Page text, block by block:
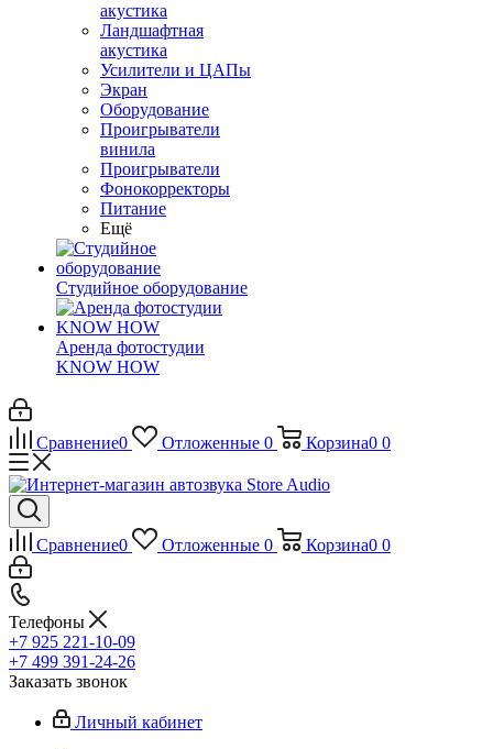
акустика
Ландшафтная
акустика
Усилители и ЦАПы
Экран
Оборудование
Проигрыватели
винила
Проигрыватели
Фонокорректоры
Питание
Ещё
Студийное оборудование
Аренда фотостудии
KNOW HOW
Сравнение0 Отложенные 0 Корзина0 0
Сравнение0 Отложенные 0 Корзина0 0
Телефоны
+7 925 221-10-09
+7 499 391-24-26
Заказать звонок
Личный кабинет